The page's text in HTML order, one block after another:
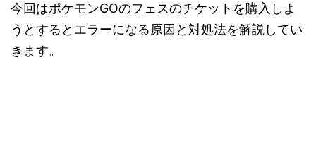
今回はポケモンGOのフェスのチケットを購入しよ
うとするとエラーになる原因と対処法を解説してい
きます。